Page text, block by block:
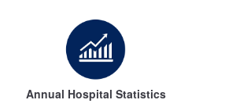
Annual Hospital Statistics